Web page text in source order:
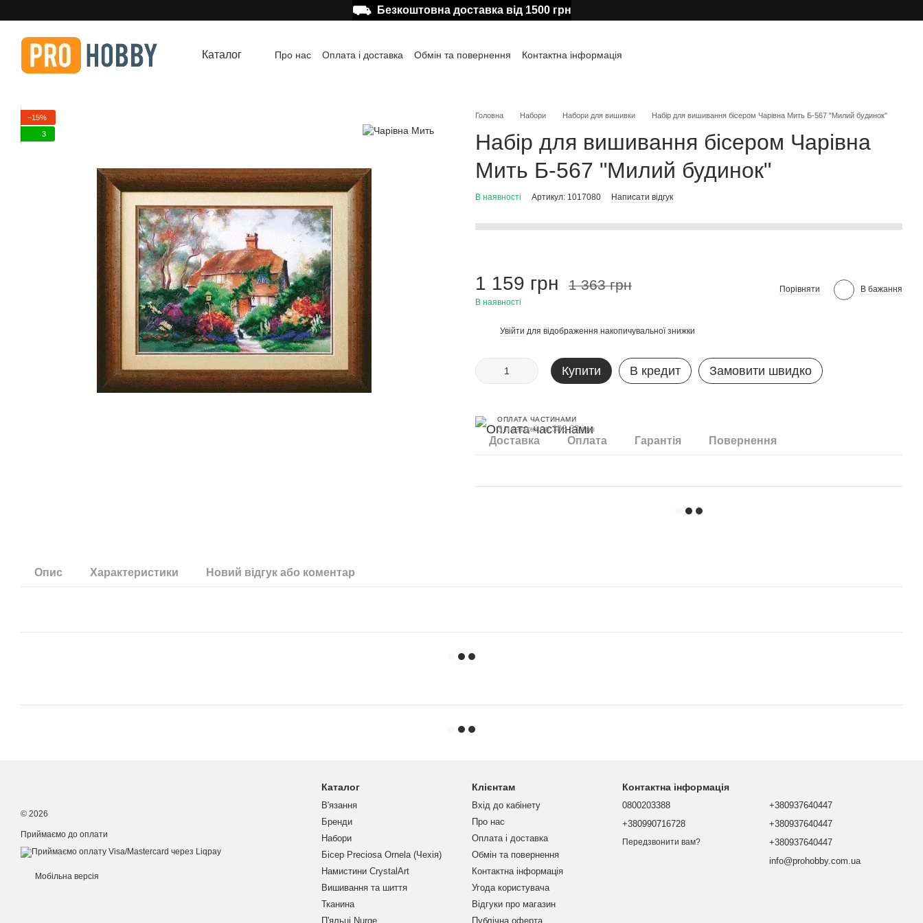
⛟ Безкоштовна доставка від 1500 грн
Каталог Про нас Оплата і доставка Обмін та повернення
Контактна інформація
−15%
3
Головна Набори Набори для вишивки Набір для вишивання бісером Чарівна Мить Б-567 "Милий будинок"
Набір для вишивання бісером Чарівна
Мить Б-567 "Милий будинок"
В наявності Артикул: 1017080 Написати відгук
1 159 грн 1 363 грн
В наявності
Порівняти В бажання
Увійти для відображення накопичувальної знижки
Купити В кредит Замовити швидко
ОПЛАТА ЧАСТИНАМИ
3 платежі по 386.33 грн
Доставка Оплата Гарантія Повернення
Опис Характеристики Новий відгук або коментар
© 2026
Приймаємо до оплати
Мобільна версія
Каталог
В'язання
Бренди
Набори
Бісер Preciosa Ornela (Чехія)
Намистини CrystalArt
Вишивання та шиття
Тканина
П'яльці Nurge
Клієнтам
Вхід до кабінету
Про нас
Оплата і доставка
Обмін та повернення
Контактна інформація
Угода користувача
Відгуки про магазин
Публічна оферта
Контактна інформація
0800203388
+380990716728
Передзвонити вам?
+380937640447
+380937640447
+380937640447
info@prohobby.com.ua